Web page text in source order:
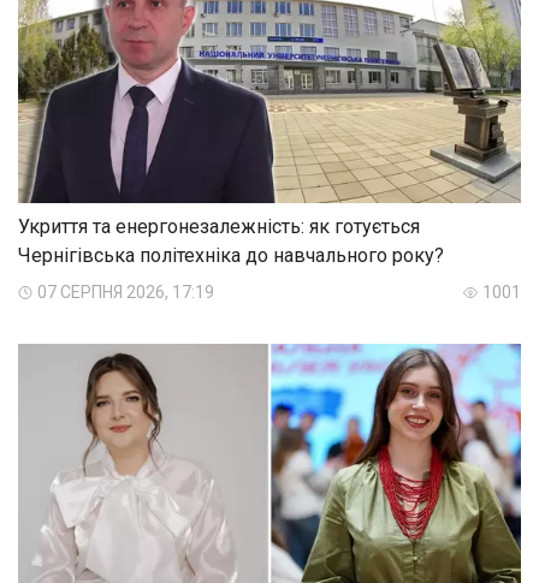
Укриття та енергонезалежність: як готується
Чернігівська політехніка до навчального року?
07 СЕРПНЯ 2026, 17:19 1001